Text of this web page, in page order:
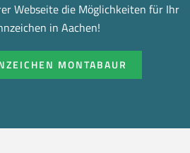
Webseite die Möglichkeiten für Ihr
in Aachen!
MONTABAUR